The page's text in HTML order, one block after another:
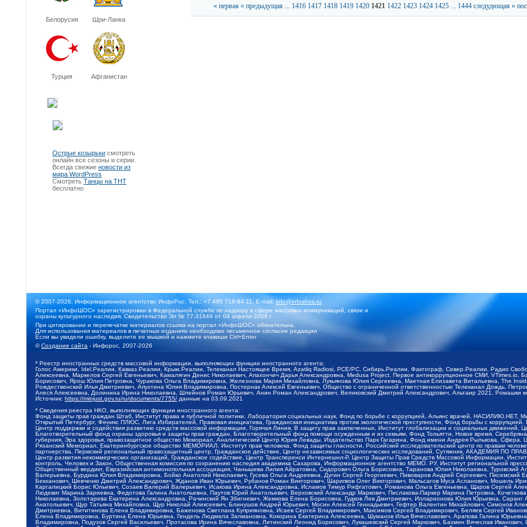
Белорусия Шри-Ланка
Турция Афганистан
Острые козырьки смотреть
онлайн все сезоны и серии.
Всегда свежие новости из
мира WordPress
Смотреть Танцы на ТНТ
бесплатно
« первая « предыдущая ... 1416 1417 1418 1419 1420 1421 1422 1423 1424 1425 ... 1444 следудющая »
© 2007-2026, Информационное агентство ИнфоРос. Тел.: +7 495 718-84-11, E-mail:info@infoshos.ru
Портал «ИнфоШОС» зарегистрирован в Федеральной службе по надзору в сфере массовых коммуникаций, связи и
охраны культурного наследия. Свидетельство Эл № 77-31649 от 04 апреля 2008 г.
При цитировании и перепечатке материалов ссылка на портал «ИнфоШОС» обязательна.
Для использования материалов в печатных изданиях необходимо письменное согласие редакции
Если вы увидели ошибку, выделите ее мышкой и нажмите клавиши Ctrl+Enter
©Создание сайта - Инфорос, 2007-2026
* Реестр иностранных средств массовой информации, выполняющих функции иностранного агента:
Голос Америки, Idel.Реалии, Кавказ.Реалии, Крым.Реалии, Телеканал Настоящее Время, Azatliq Radiosi, PCE/PC, Сибирь.Реалии, Фактограф, Север.Реалии, Радио
Алексеевна, Маркелов Сергей Евгеньевич, Камалягин Денис Николаевич, Апахончич Дарья Александровна, Medusa Project, Первое антикоррупционное СМИ,
Борисович, Ярош Юлия Петровна, Чуракова Ольга Владимировна, Железнова Мария Михайловна, Лукьянова Юлия Сергеевна, Маетная Елизавета Витальевна, The
Рождественский Илья Дмитриевич, Апухтина Юлия Владимировна, Постернак Алексей Евгеньевич, Общество с ограниченной ответственностью Телеканал Дождь,
Алеся Алексеевна, Долинина Ирина Николаевна, Шлейнов Роман Юрьевич, Анин Роман Александрович, Великовский Дмитрий Александрович, Альтаир 2021, Ромашки
Источник: https://minjust.gov.ru/ru/documents/7755/ данные на 03.09.2021
* Сведения реестра НКО, выполняющих функции иностранного агента:
Фонд защиты прав граждан Штаб, Институт права и публичной политики, Лаборатория социальных наук, Фонд по борьбе с коррупцией, Альянс врачей,
Открытый Петербург, Феникс ПЛЮС, Лига Избирателей, Правовая инициатива, Гражданская инициатива против экологической преступности, Фонд борьбы с
Центр поддержки и содействия развитию средств массовой информации, Горячая Линия, В защиту прав заключенных, Институт глобализации и социальных
Благотворительный фонд охраны здоровья и защиты прав граждан, Благотворительный фонд помощи осужденным и их семьям, Фонд Тольятти, Новое время,
губерния, Эра здоровья, правозащитное общество Мемориал, Аналитический Центр Юрия Левады, Издательство Парк Гагарина, Фонд имени Андрея Рылькова,
Рязанский Мемориал, Екатеринбургское общество МЕМОРИАЛ, Институт прав человека, Фонд защиты гласности, Российский исследовательский центр по правам
партнерства, Пермский региональный правозащитный центр, Гражданское действие, Центр независимых социологических исследований, Сутяжник, АКАДЕМИЯ ПО
Центр развития некоммерческих организаций, Гражданское содействие, Центр Трансперенси Интернешнл-Р, Центр Защиты Прав Средств Массовой Информации,
контроль, Человек и Закон, Общественная комиссия по сохранению наследия академика Сахарова, Информационное агентство МЕМО. РУ, Институт региональной
Общественный вердикт, Евразийская антимонопольная ассоциация, Чанышева Лилия Айратовна, Сидорович Ольга Борисовна, Таранова Юлия Николаевна, Туровский
Валерьевна, Бурдина Юлия Владимировна, Бойко Анатолий Николаевич, Гусева Ольга Андреевна, Дугин Сергей Георгиевич, Пивоваров Андрей Сергеевич, Писемский
Бекханович, Шевченко Дмитрий Александрович, Жданов Иван Юрьевич, Рубанов Роман Викторович, Шарипков Олег Викторович, Мальсагов Муса Асланович, Мошель
Каргалицкий Борис Юльевич, Созаев Валерий Валерьевич, Исакова Ирина Александровна, Исламов Тимур Рифгатович, Романова Ольга Евгеньевна, Щаров Сергей
Людевиг Марина Зариевна, Федотова Галина Анатольевна, Паутов Юрий Анатольевич, Верховский Александр Маркович, Пислакова-Паркер Марина Петровна,
Николаевна, Золотарева Екатерина Александровна, Рачинский Ян Збигневич, Жемкова Елена Борисовна, Гудков Лев Дмитриевич, Илларионова Юлия Юрьевна,
Анатольевич, Щур Татьяна Михайловна, Щур Николай Алексеевич, Блинушов Андрей Юрьевич, Мосин Алексей Геннадьевич, Гефтер Валентин Михайлович, Симонов
Дмитриевна, Вититинова Елена Владимировна, Баженова Светлана Куприяновна, Исаев Сергей Владимирович, Максимов Сергей Владимирович, Беляев Сергей
Елена Владимировна, Буртина Елена Юрьевна, Гендель Людмила Залмановна, Кокорина Екатерина Алексеевна, Шуманов Илья Вячеславович, Арапова Галина
Владимировна, Подузов Сергей Васильевич, Протасова Ирина Вячеславовна, Литинский Леонид Борисович, Лукашевский Сергей Маркович, Бахмин Вячеслав